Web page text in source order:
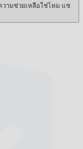
วามช่วยเหลือใช่ไหม แช